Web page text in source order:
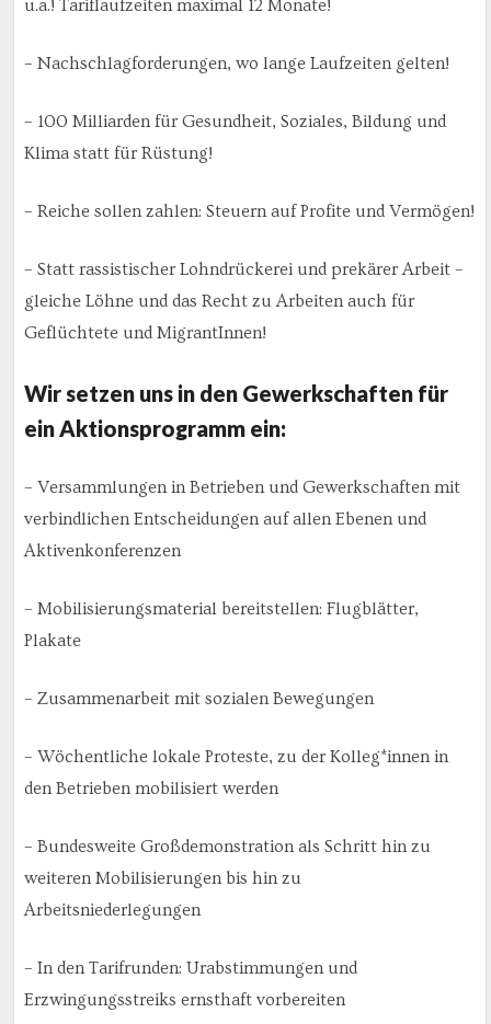
u.a.! Tariflaufzeiten maximal 12 Monate!
– Nachschlagforderungen, wo lange Laufzeiten gelten!
– 100 Milliarden für Gesundheit, Soziales, Bildung und
Klima statt für Rüstung!
– Reiche sollen zahlen: Steuern auf Profite und Vermögen!
– Statt rassistischer Lohndrückerei und prekärer Arbeit –
gleiche Löhne und das Recht zu Arbeiten auch für
Geflüchtete und MigrantInnen!
Wir setzen uns in den Gewerkschaften für
ein Aktionsprogramm ein:
– Versammlungen in Betrieben und Gewerkschaften mit
verbindlichen Entscheidungen auf allen Ebenen und
Aktivenkonferenzen
– Mobilisierungsmaterial bereitstellen: Flugblätter,
Plakate
– Zusammenarbeit mit sozialen Bewegungen
– Wöchentliche lokale Proteste, zu der Kolleg*innen in
den Betrieben mobilisiert werden
– Bundesweite Großdemonstration als Schritt hin zu
weiteren Mobilisierungen bis hin zu
Arbeitsniederlegungen
– In den Tarifrunden: Urabstimmungen und
Erzwingungsstreiks ernsthaft vorbereiten